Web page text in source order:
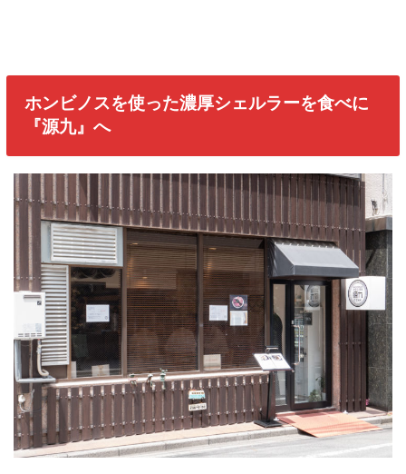
ホンビノスを使った濃厚シェルラーを食べに
『源九』へ